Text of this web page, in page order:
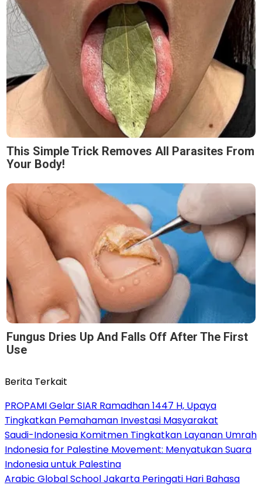
This Simple Trick Removes All Parasites From
Your Body!
Fungus Dries Up And Falls Off After The First
Use
Berita Terkait
PROPAMI Gelar SIAR Ramadhan 1447 H, Upaya
Tingkatkan Pemahaman Investasi Masyarakat
Saudi-Indonesia Komitmen Tingkatkan Layanan Umrah
Indonesia for Palestine Movement: Menyatukan Suara
Indonesia untuk Palestina
Arabic Global School Jakarta Peringati Hari Bahasa